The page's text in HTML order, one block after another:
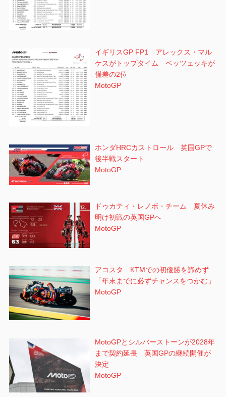
イギリスGP FP1 アレックス・マル
ケスがトップタイム ベッツェッキが
僅差の2位
MotoGP
ホンダHRCカストロール 英国GPで
後半戦スタート
MotoGP
ドゥカティ・レノボ・チーム 夏休み
明け初戦の英国GPへ
MotoGP
アコスタ KTMでの初優勝を諦めず
「年末までに必ずチャンスをつかむ」
MotoGP
MotoGPとシルバーストーンが2028年
まで契約延長 英国GPの継続開催が
決定
MotoGP